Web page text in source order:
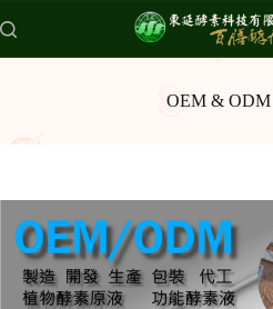
至
容
OEM & ODM